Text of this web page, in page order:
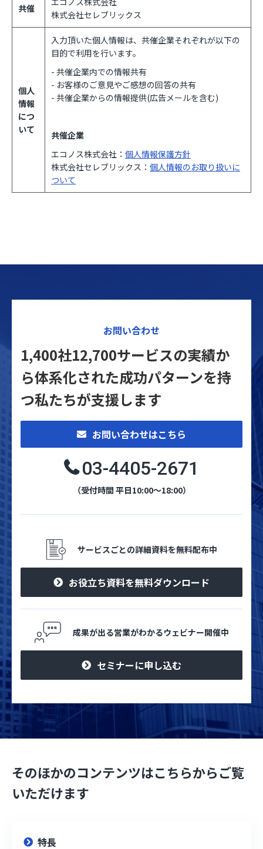
共催
株式会社セレブリックス
個人
情報
につ
いて
入力頂いた個人情報は、共催企業それぞれが以下の
目的で利用を行います。
- 共催企業内での情報共有
- お客様のご意見やご感想の回答の共有
- 共催企業からの情報提供(広告メールを含む)
共催企業
エコノス株式会社： 個人情報保護方針
株式会社セレブリックス： 個人情報のお取り扱いに
ついて
お問い合わせ
1,400社12,700サービスの実績か
ら体系化された成功パターンを持
つ私たちが支援します
お問い合わせはこちら
03-4405-2671
（受付時間 平日10:00～18:00）
サービスごとの詳細資料を無料配布中
お役立ち資料を無料ダウンロード
成果が出る営業がわかるウェビナー開催中
セミナーに申し込む
そのほかのコンテンツはこちらからご覧
いただけます
特長